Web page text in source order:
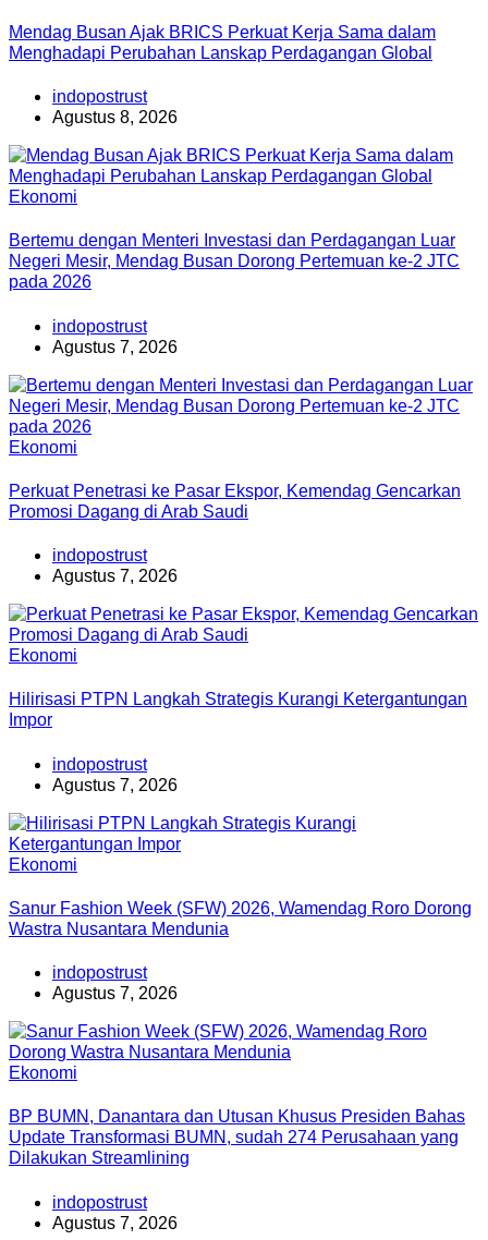
Mendag Busan Ajak BRICS Perkuat Kerja Sama dalam
Menghadapi Perubahan Lanskap Perdagangan Global
indopostrust
Agustus 8, 2026
Ekonomi
Bertemu dengan Menteri Investasi dan Perdagangan Luar
Negeri Mesir, Mendag Busan Dorong Pertemuan ke-2 JTC
pada 2026
indopostrust
Agustus 7, 2026
Ekonomi
Perkuat Penetrasi ke Pasar Ekspor, Kemendag Gencarkan
Promosi Dagang di Arab Saudi
indopostrust
Agustus 7, 2026
Ekonomi
Hilirisasi PTPN Langkah Strategis Kurangi Ketergantungan
Impor
indopostrust
Agustus 7, 2026
Ekonomi
Sanur Fashion Week (SFW) 2026, Wamendag Roro Dorong
Wastra Nusantara Mendunia
indopostrust
Agustus 7, 2026
Ekonomi
BP BUMN, Danantara dan Utusan Khusus Presiden Bahas
Update Transformasi BUMN, sudah 274 Perusahaan yang
Dilakukan Streamlining
indopostrust
Agustus 7, 2026